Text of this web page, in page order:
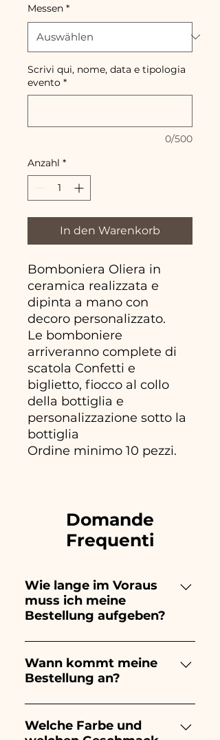
Messen *
Scrivi qui, nome, data e tipologia
evento *
0/500
Anzahl *
In den Warenkorb
Bomboniera Oliera in
ceramica realizzata e
dipinta a mano con
decoro personalizzato.
Le bomboniere
arriveranno complete di
scatola Confetti e
biglietto, fiocco al collo
della bottiglia e
personalizzazione sotto la
bottiglia
Ordine minimo 10 pezzi.
Domande
Frequenti
Wie lange im Voraus
muss ich meine
Bestellung aufgeben?
Ceramiche Ania kreiert und
bemalt vollständig von Hand,
daher dauert ihre Herstellung
der Menge ab. Wir empfehlen
Wann kommt meine
Bestellung an?
Der Eingang der Bestellung ist
10/15 Tage vor der
Welche Farbe und